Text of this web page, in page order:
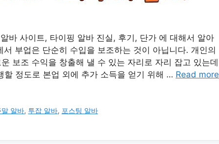
바 사이트, 타이핑 알바 진실, 후기, 단가 에 대해서 알아
부업은 단순히 수입을 보조하는 것이 아닙니다. 개인의
보조 수익을 창출해 낼 수 있는 자리로 자리 잡고 있는데
할 정도로 본업 외에 추가 소득을 얻기 위해 … Read more
말 알바, 투잡 알바, 포스팅 알바